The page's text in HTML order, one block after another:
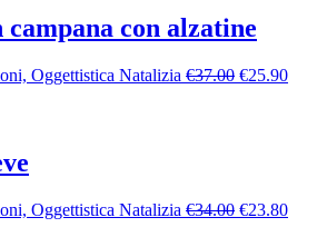
con alzatine
Oggettistica Natalizia €37.00 Il
€25.90Il
Oggettistica Natalizia €34.00 Il
€23.80Il